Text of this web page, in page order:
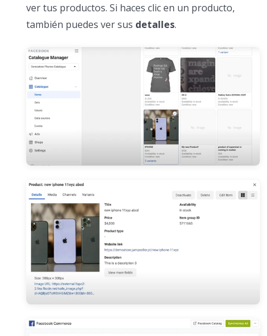
ver tus productos. Si haces clic en un producto,
también puedes ver sus detalles.